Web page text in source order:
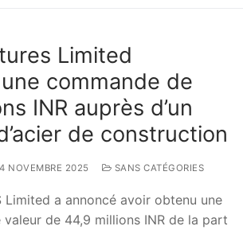
Limited
commande de
INR auprès d’un
de construction
4 NOVEMBRE 2025 SANS CATÉGORIES
Limited a annoncé avoir obtenu une
valeur de 44,9 millions INR de la part